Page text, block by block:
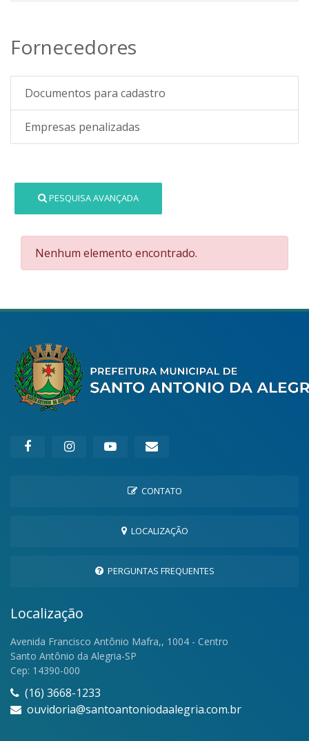
Fornecedores
Documentos para cadastro
Empresas penalizadas
PESQUISA AVANÇADA
Nenhum elemento encontrado.
CONTATO
LOCALIZAÇÃO
PERGUNTAS FREQUENTES
Localização
Avenida Francisco Antônio Mafra,, 1004 - Centro
Santo Antônio da Alegria-SP
Cep: 14390-000
(16) 3668-1233
ouvidoria@santoantoniodaalegria.com.br